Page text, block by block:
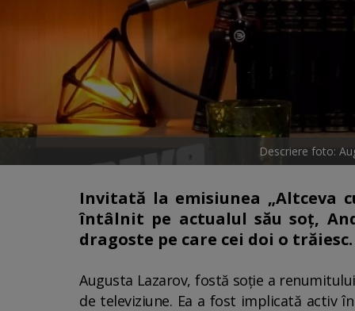
Descriere foto:
Invitată la emisiunea „Altceva
întâlnit pe actualul său soț,
dragoste pe care cei doi o trăiesc.
Augusta Lazarov, fostă soție a
de televiziune. Ea a fost implicată activ